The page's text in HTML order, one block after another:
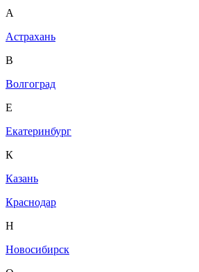
А
Астрахань
В
Волгоград
Е
Екатеринбург
К
Казань
Краснодар
Н
Новосибирск